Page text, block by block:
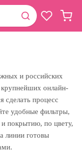
и российских
онлайн-
сделать процесс
удобные фильтры,
покрытию, по цвету,
линии готовы